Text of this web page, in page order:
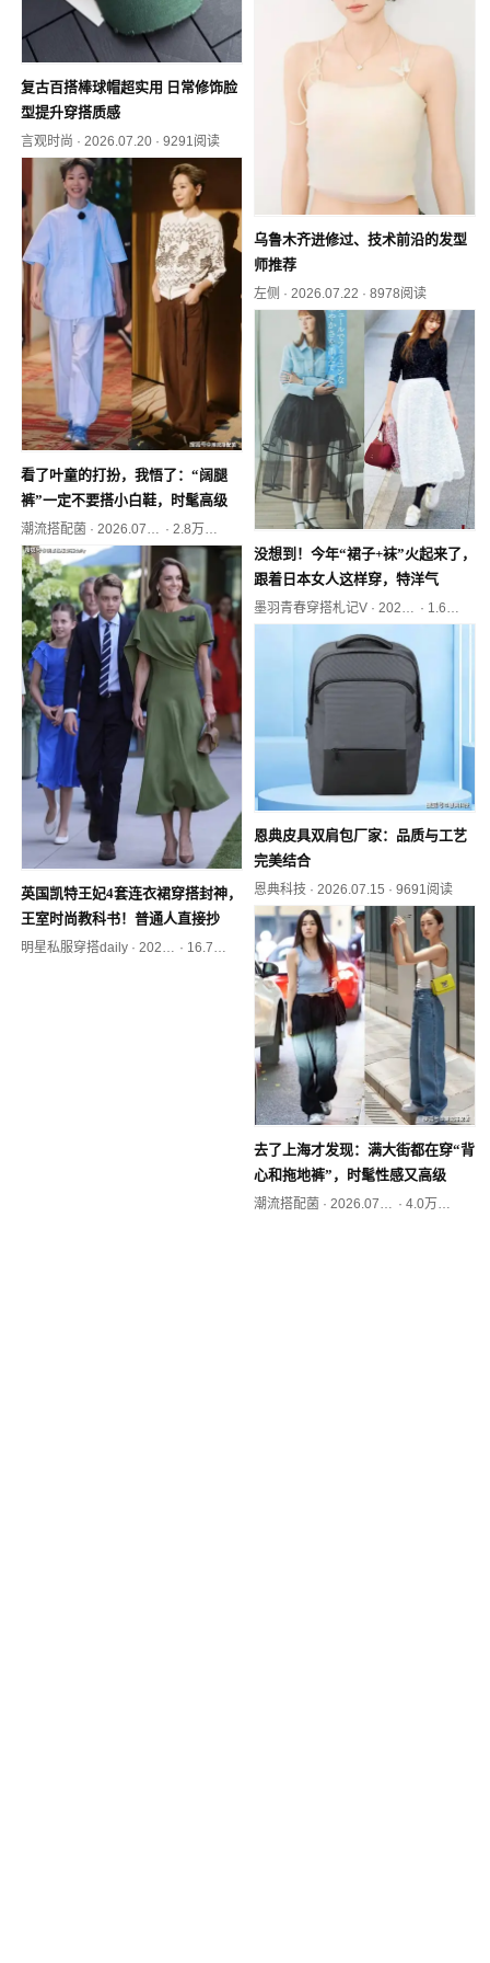
复古百搭棒球帽超实用 日常修饰脸
型提升穿搭质感
言观时尚 · 2026.07.20 ·9291阅读
乌鲁木齐进修过、技术前沿的发型
师推荐
左侧 · 2026.07.22 ·8978阅读
看了叶童的打扮，我悟了：“阔腿
裤”一定不要搭小白鞋，时髦高级
潮流搭配菌 · · 2.8万阅读
没想到！今年“裙子+袜”火起来了，
跟着日本女人这样穿，特洋气
墨羽青春穿搭札记V · ·
英国凯特王妃4套连衣裙穿搭封神，
王室时尚教科书！普通人直接抄
明星私服穿搭daily · ·
恩典皮具双肩包厂家：品质与工艺
完美结合
恩典科技 · 2026.07.15 ·9691阅读
去了上海才发现：满大街都在穿“背
心和拖地裤”，时髦性感又高级
潮流搭配菌 · · 4.0万阅读